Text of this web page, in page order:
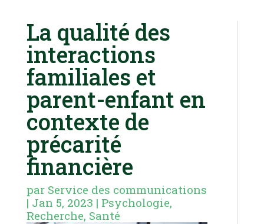
La qualité des
interactions
familiales et
parent-enfant en
contexte de
précarité
financière
par Service des communications
| Jan 5, 2023 | Psychologie,
Recherche, Santé